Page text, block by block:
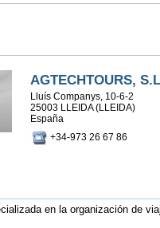
AGTECHTOURS,
Lluís Companys, 10-6-2
25003 LLEIDA (LLEIDA)
España
+34-973 26 67 86
en la organización de